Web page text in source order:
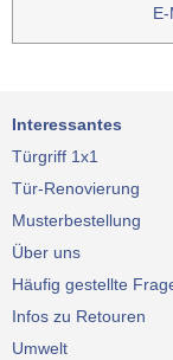
Interessantes
Türgriff 1x1
Tür-Renovierung
Musterbestellung
Über uns
Häufig gestellte
Infos zu Retouren
Umwelt